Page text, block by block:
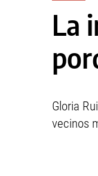
La
Gloria
vecinos